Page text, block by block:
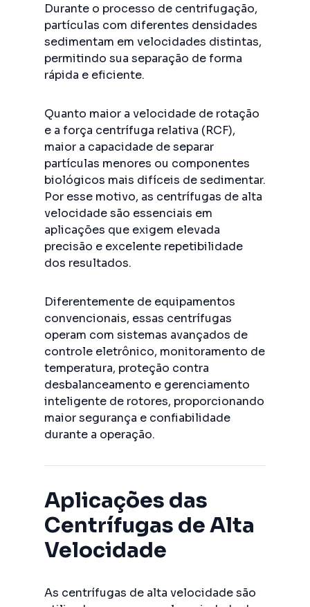
Durante o processo de centrifugação,
partículas com diferentes densidades
sedimentam em velocidades distintas,
permitindo sua separação de forma
rápida e eficiente.
Quanto maior a velocidade de rotação
e a força centrífuga relativa (RCF),
maior a capacidade de separar
partículas menores ou componentes
biológicos mais difíceis de sedimentar.
Por esse motivo, as centrífugas de alta
velocidade são essenciais em
aplicações que exigem elevada
precisão e excelente repetibilidade
dos resultados.
Diferentemente de equipamentos
convencionais, essas centrífugas
operam com sistemas avançados de
controle eletrônico, monitoramento de
temperatura, proteção contra
desbalanceamento e gerenciamento
inteligente de rotores, proporcionando
maior segurança e confiabilidade
durante a operação.
Aplicações das
Centrífugas de Alta
Velocidade
As centrífugas de alta velocidade são